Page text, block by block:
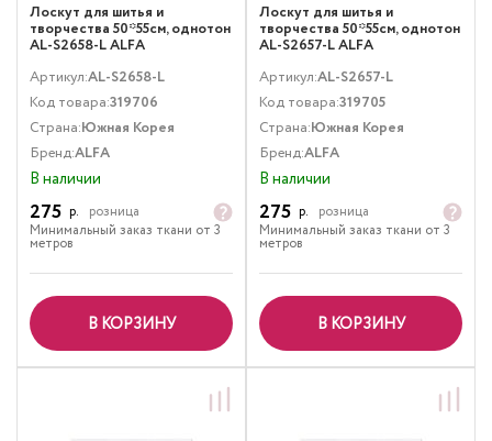
Лоскут для шитья и
творчества 50*55см, однотон
AL-S2658-L ALFA
Артикул:AL-S2658-L
Код товара:319706
Страна:Южная Корея
Бренд:ALFA
В наличии
275 р.
розница
Минимальный заказ ткани от 3
метров
В КОРЗИНУ
Лоскут для шитья и
творчества 50*55см, однотон
AL-S2657-L ALFA
Артикул:AL-S2657-L
Код товара:319705
Страна:Южная Корея
Бренд:ALFA
В наличии
275 р.
розница
Минимальный заказ ткани от 3
метров
В КОРЗИНУ